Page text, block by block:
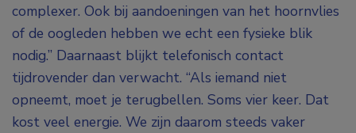
complexer. Ook bij aandoeningen van het hoornvlies
of de oogleden hebben we echt een fysieke blik
nodig.” Daarnaast blijkt telefonisch contact
tijdrovender dan verwacht. “Als iemand niet
opneemt, moet je terugbellen. Soms vier keer. Dat
kost veel energie. We zijn daarom steeds vaker